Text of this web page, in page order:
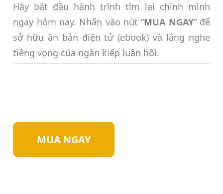
Hãy bắt đầu hành trình tìm lại chính mình
ngay hôm nay. Nhấn vào nút “MUA NGAY” để
sở hữu ấn bản điện tử (ebook) và lắng nghe
tiếng vọng của ngàn kiếp luân hồi.
MUA NGAY